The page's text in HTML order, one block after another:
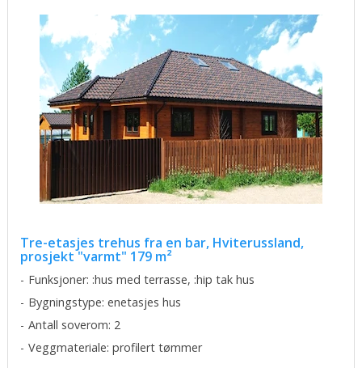
Tre-etasjes trehus fra en bar, Hviterussland,
prosjekt "varmt" 179 m²
Funksjoner: :hus med terrasse, :hip tak hus
Bygningstype: enetasjes hus
Antall soverom: 2
Veggmateriale: profilert tømmer